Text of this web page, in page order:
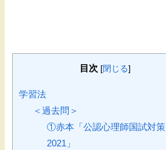
目次 [閉じる]
学習法
＜過去問＞
①赤本「公認心理師国試対策
2021」